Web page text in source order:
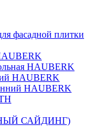
фасадной плитки
HAUBERK
HAUBERK
HAUBERK
САЙДИНГ)